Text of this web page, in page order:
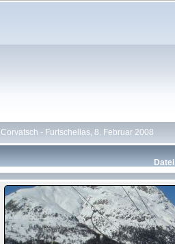
Corvatsch - Furtschellas, 8. Februar 2008